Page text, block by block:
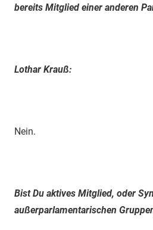
bereits Mitglied einer anderen
Lothar Krauß:
Nein.
Bist Du aktives Mitglied, oder
außerparlamentarischen